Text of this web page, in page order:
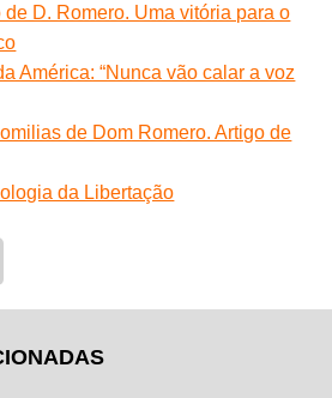
de D. Romero. Uma vitória para o
América: “Nunca vão calar a voz
de Dom Romero. Artigo de
da Libertação